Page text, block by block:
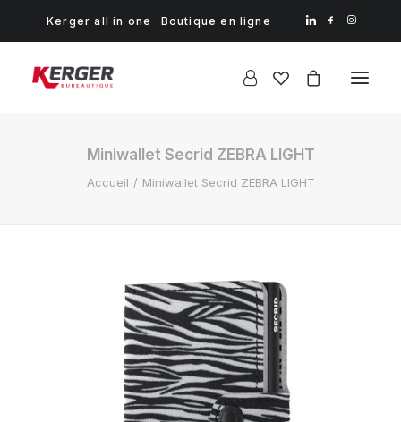
Kerger all in one Boutique en ligne
Miniwallet Secrid ZEBRA LIGHT
Accueil Miniwallet Secrid ZEBRA LIGHT